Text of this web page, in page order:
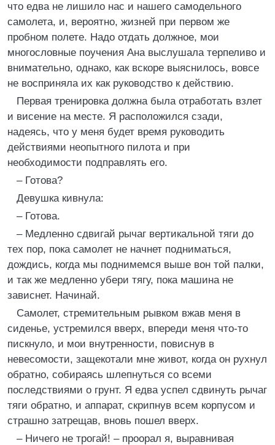
что едва не лишило нас и нашего самодельного
самолета, и, вероятно, жизней при первом же
пробном полете. Надо отдать должное, мои
многословные поучения Ана выслушала терпеливо и
внимательно, однако, как вскоре выяснилось, вовсе
не восприняла их как руководство к действию.
Первая тренировка должна была отработать взлет
и висение на месте. Я расположился сзади,
надеясь, что у меня будет время руководить
действиями неопытного пилота и при
необходимости подправлять его.
– Готова?
Девушка кивнула:
– Готова.
– Медленно сдвигай рычаг вертикальной тяги до
тех пор, пока самолет не начнет подниматься,
дождись, когда мы поднимемся выше вон той палки,
и так же медленно убери тягу, пока машина не
зависнет. Начинай.
Самолет, стремительным рывком вжав меня в
сиденье, устремился вверх, впереди меня что-то
пискнуло, и мои внутренности, повиснув в
невесомости, защекотали мне живот, когда он рухнул
обратно, собираясь шлепнуться со всеми
последствиями о грунт. Я едва успел сдвинуть рычаг
тяги обратно, и аппарат, скрипнув всем корпусом и
страшно затрещав, вновь пошел вверх.
– Ничего не трогай! – проорал я, выравнивая